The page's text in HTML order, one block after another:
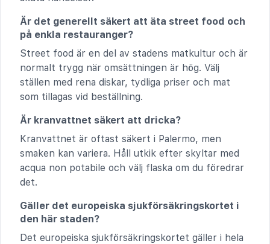
Är det generellt säkert att äta street food och
på enkla restauranger?
Street food är en del av stadens matkultur och är
normalt trygg när omsättningen är hög. Välj
ställen med rena diskar, tydliga priser och mat
som tillagas vid beställning.
Är kranvattnet säkert att dricka?
Kranvattnet är oftast säkert i Palermo, men
smaken kan variera. Håll utkik efter skyltar med
acqua non potabile och välj flaska om du föredrar
det.
Gäller det europeiska sjukförsäkringskortet i
den här staden?
Det europeiska sjukförsäkringskortet gäller i hela